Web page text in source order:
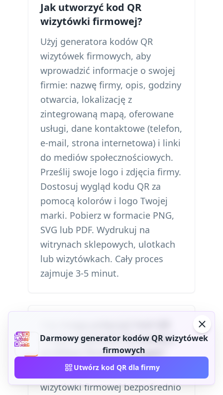
Jak utworzyć kod QR
wizytówki firmowej?
Użyj generatora kodów QR
wizytówek firmowych, aby
wprowadzić informacje o swojej
firmie: nazwę firmy, opis, godziny
otwarcia, lokalizację z
zintegrowaną mapą, oferowane
usługi, dane kontaktowe (telefon,
e-mail, strona internetowa) i linki
do mediów społecznościowych.
Prześlij swoje logo i zdjęcia firmy.
Dostosuj wygląd kodu QR za
pomocą kolorów i logo Twojej
marki. Pobierz w formacie PNG,
SVG lub PDF. Wydrukuj na
witrynach sklepowych, ulotkach
lub wizytówkach. Cały proces
zajmuje 3-5 minut.
mojej wizytówki firmowej z
profilem firmy w Google?
Tak. Połącz kod QR swojej
wizytówki firmowej bezpośrednio
Darmowy generator kodów QR wizytówek
firmowych
Utwórz kod QR dla firmy